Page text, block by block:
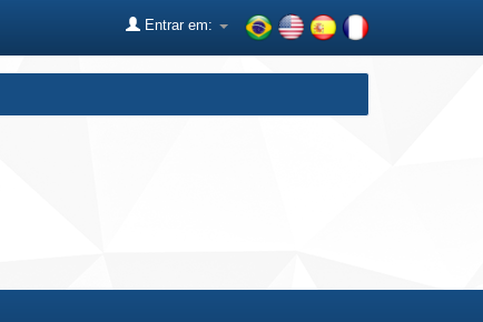
Entrar em: